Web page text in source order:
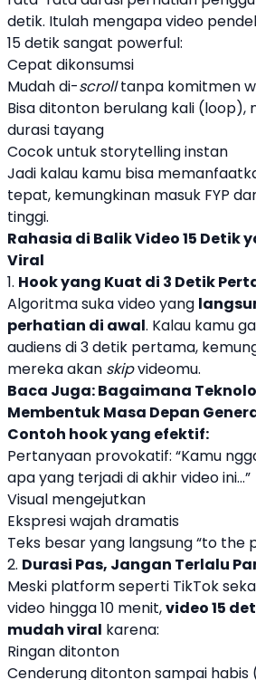
detik. Itulah mengapa video
15 detik sangat powerful:
Cepat dikonsumsi
Mudah di-scrolltanpa komitmen
Bisa ditonton berulang kali (loop),
durasi tayang
Cocok untuk storytelling instan
Jadi kalau kamu bisa
tepat, kemungkinan masuk FYP
tinggi.
Rahasia di Balik Video 15 Detik
Viral
1. Hook yang Kuat di 3 Detik
Algoritma suka video yang
perhatian di awal. Kalau kamu
audiens di 3 detik pertama,
mereka akan skipvideomu.
Baca Juga:Bagaimana
Membentuk Masa Depan
Contoh hook yang efektif:
Pertanyaan provokatif: “Kamu
apa yang terjadi di akhir video ini…”
Visual mengejutkan
Ekspresi wajah dramatis
Teks besar yang langsung “to the
2. Durasi Pas, Jangan Terlalu
Meski platform seperti TikTok
video hingga 10 menit,video 15
mudah viral karena:
Ringan ditonton
Cenderung ditonton sampai